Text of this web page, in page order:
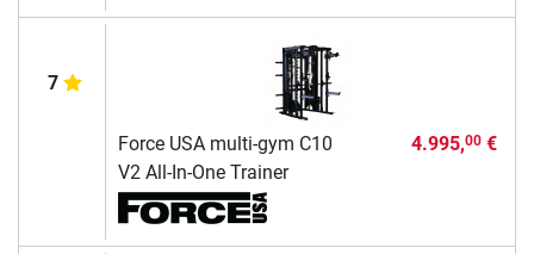
7
Force USA multi-gym C10
V2 All-In-One Trainer
4.995,00€